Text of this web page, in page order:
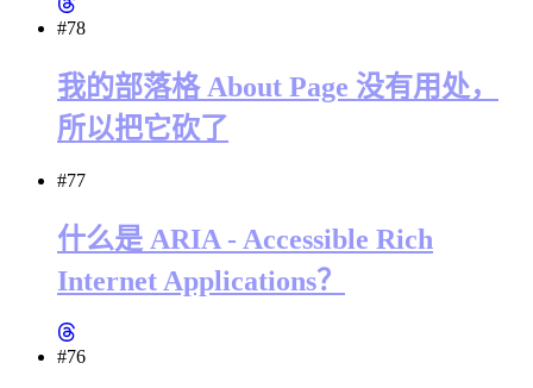
#78
我的部落格 About Page 没有用处，
所以把它砍了
#77
什么是 ARIA - Accessible Rich
Internet Applications？
#76